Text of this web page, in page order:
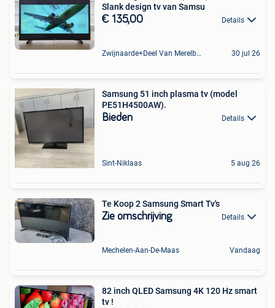
Slank design tv van Samsu
€ 135,00 Details
Zwijnaarde+Deel Van Merelbeke 30 jul 26
Samsung 51 inch plasma tv (model
PE51H4500AW).
Bieden Details
Sint-Niklaas 5 aug 26
Te Koop 2 Samsung Smart Tv's
Zie omschrijving Details
Mechelen-Aan-De-Maas Vandaag
82 inch QLED Samsung 4K 120 Hz smart
tv !